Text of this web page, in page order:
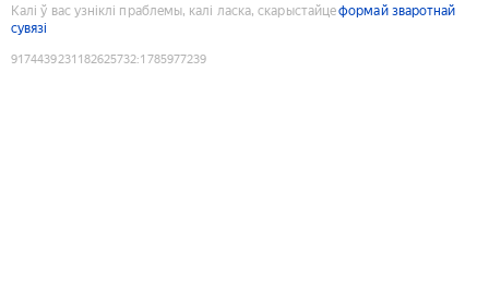
Калі ў вас узніклі праблемы, калі ласка, скарыстайцеформай зваротнай
сувязі
9174439231182625732:1785977239